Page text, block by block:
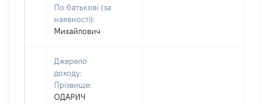
По батькові (за
наявності):
Михайлович
Джерело
доходу:
Прізвище:
ОДАРИЧ